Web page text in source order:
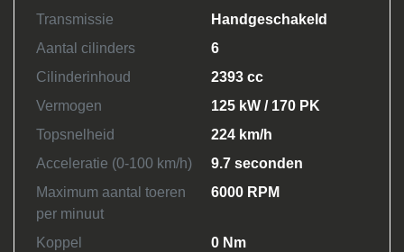
Transmissie
Handgeschakeld
Aantal cilinders
6
Cilinderinhoud
2393 cc
Vermogen
125 kW / 170 PK
Topsnelheid
224 km/h
Acceleratie (0-100 km/h)
9.7 seconden
Maximum aantal toeren
per minuut
6000 RPM
Koppel
0 Nm